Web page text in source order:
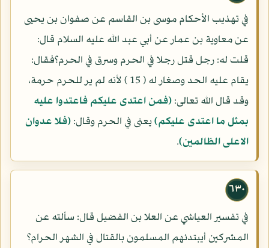
في تهذيب الأحكام موسى بن القاسم عن صفوان بن يحيى
عن معاوية بن عمار عن أبي عبد الله عليه السلام قال:
قلت له: رجل قتل رجلا في الحرم وسرق في الحرم؟فقال:
يقام عليه الحد وصغار له ( 15 ) لأنه لم ير للحرم حرمة،
وقد قال الله تعالى: (فمن اعتدى عليكم فاعتدوا عليه
بمثل ما اعتدى عليكم)يعنى في الحرم وقال: (فلا عدوان
الاعلى الظالمين).
٦٣٠
في تفسير العياشي عن العلا بن الفضيل قال: سألته عن
المشركين أيبتدئهم المسلمون بالقتال في الشهر الحرام؟